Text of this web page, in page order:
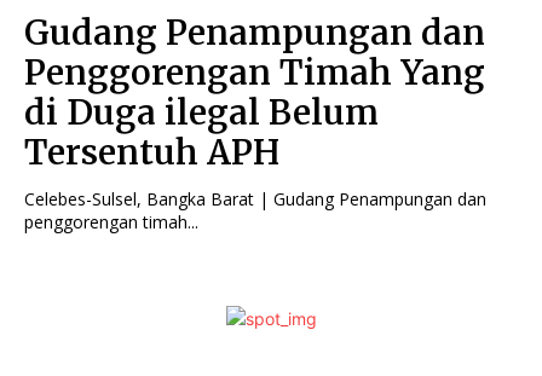
Gudang Penampungan dan
Penggorengan Timah Yang
di Duga ilegal Belum
Tersentuh APH
Celebes-Sulsel, Bangka Barat | Gudang Penampungan dan
penggorengan timah...